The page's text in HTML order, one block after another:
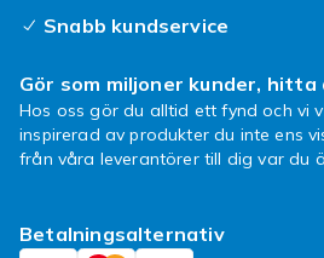
Snabb kundservice
Gör som miljoner kunder, hitta
Hos oss gör du alltid ett fynd och vi
inspirerad av produkter du inte ens
från våra leverantörer till dig var du
Betalningsalternativ